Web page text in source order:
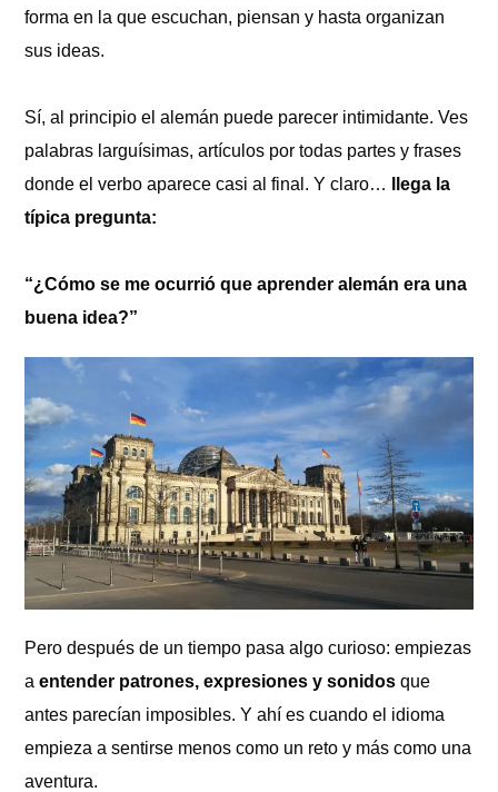
forma en la que escuchan, piensan y hasta organizan
sus ideas.
Sí, al principio el alemán puede parecer intimidante. Ves
palabras larguísimas, artículos por todas partes y frases
donde el verbo aparece casi al final. Y claro…
llega la
típica pregunta:
“¿Cómo se me ocurrió que aprender alemán era una
buena idea?”
Pero después de un tiempo pasa algo curioso: empiezas
a entender patrones, expresiones y sonidos que
antes parecían imposibles. Y ahí es cuando el idioma
empieza a sentirse menos como un reto y más como una
aventura.